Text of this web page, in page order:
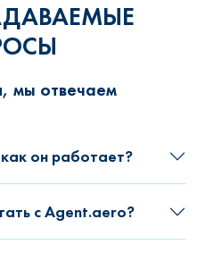
мы отвечаем
он работает?
с Agent.aero?